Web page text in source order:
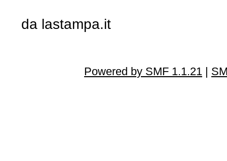
da lastampa.it
Powered by SMF 1.1.21 |